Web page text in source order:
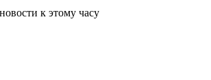
к этому часу